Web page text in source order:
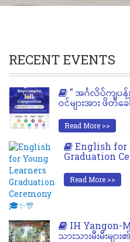
RECENT EVENTS
" အင်္ဂလိပ်ကျပ
ဝင်များအား ဖိတ်ခေ
Read More >>
English for
Graduation
Read More >>
IH Yangon-
သားသားမီးမီးမျာ